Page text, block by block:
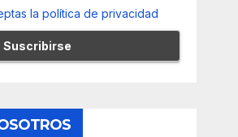
la política de privacidad